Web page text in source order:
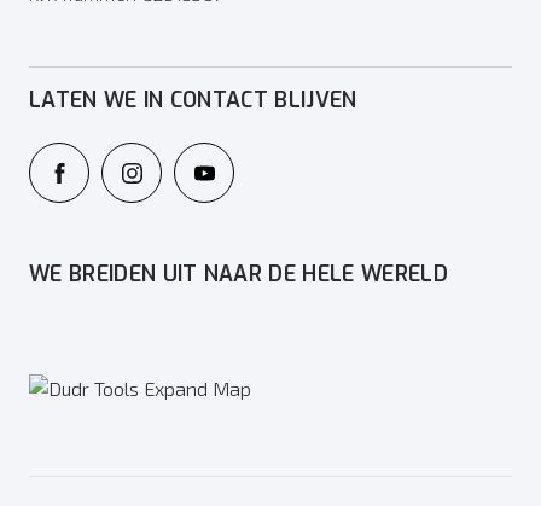
LATEN WE IN CONTACT BLIJVEN
WE BREIDEN UIT NAAR DE HELE WERELD